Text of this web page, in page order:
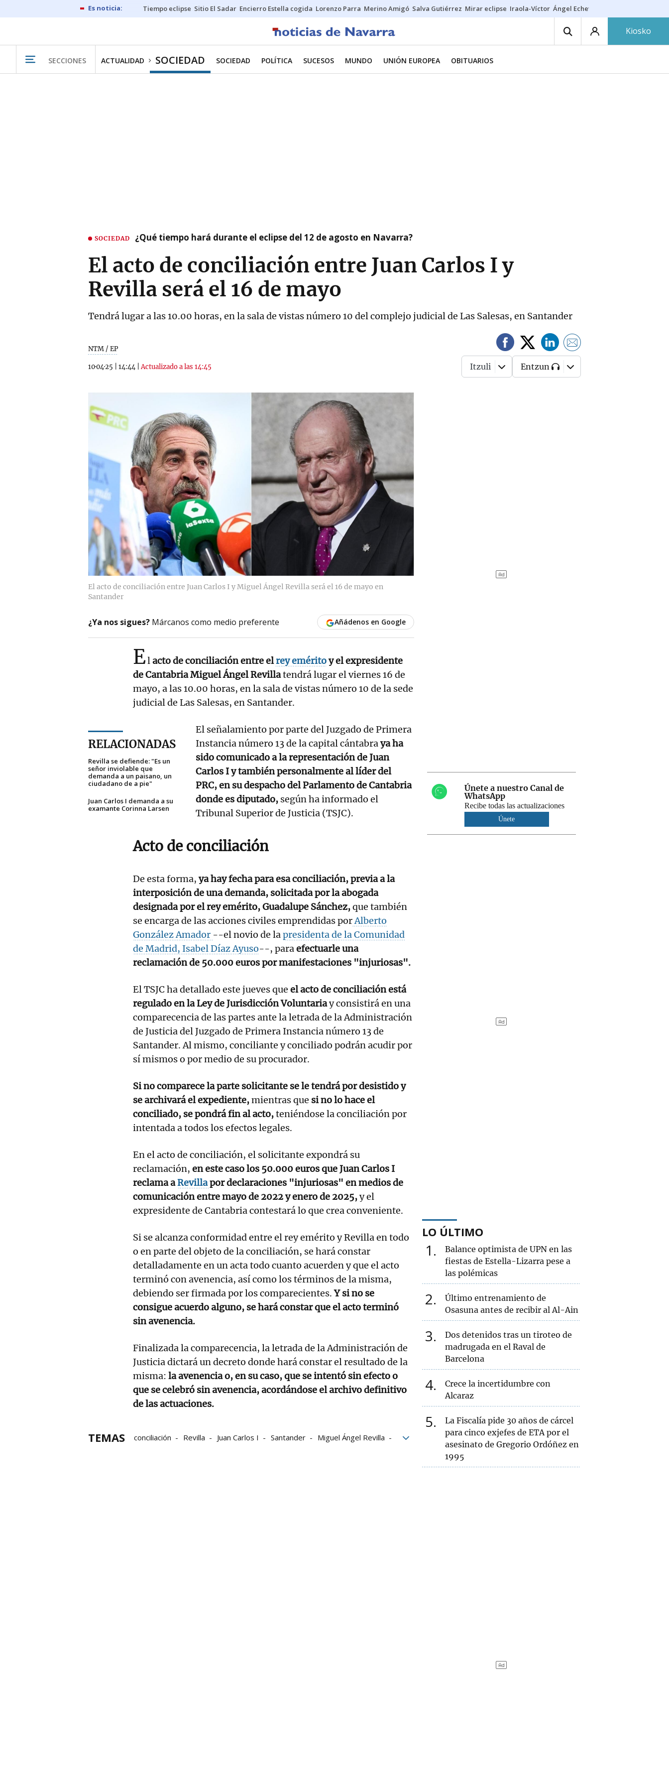
Tiempo eclipse Sitio El Sadar Encierro Estella cogida Lorenzo Parra Merino Amigó Salva Gutiérrez Mirar eclipse Iraola-Víctor Ángel Echeverría
Kiosko
SECCIONES ACTUALIDAD SOCIEDAD SOCIEDAD POLÍTICA SUCESOS MUNDO UNIÓN EUROPEA OBITUARIOS
SOCIEDAD ¿Qué tiempo hará durante el eclipse del 12 de agosto en Navarra?
El acto de conciliación entre Juan Carlos I y
Revilla será el 16 de mayo
Tendrá lugar a las 10.00 horas, en la sala de vistas número 10 del complejo judicial de Las Salesas, en Santander
NTM / EP
10·04·25 14:44 |Actualizado a las 14:45 Itzuli Entzun
El acto de conciliación entre Juan Carlos I y Miguel Ángel Revilla será el 16 de mayo en
Santander
¿Ya nos sigues? Márcanos como medio preferente Añádenos en Google
Elacto de conciliación entre elrey eméritoy el expresidente
de Cantabria Miguel Ángel Revillatendrá lugar el viernes 16 de
mayo, a las 10.00 horas, en la sala de vistas número 10 de la sede
judicial de Las Salesas, en Santander.
RELACIONADAS
Revilla se defiende: "Es un
señor inviolable que
demanda a un paisano, un
ciudadano de a pie"
Juan Carlos I demanda a su
examante Corinna Larsen
El señalamiento por parte del Juzgado de Primera
Instancia número 13 de la capital cántabraya ha
sido comunicado a la representación de Juan
Carlos I y también personalmente al líder del
PRC, en su despacho del Parlamento de Cantabria
donde es diputado, según ha informado el
Tribunal Superior de Justicia (TSJC).
Acto de conciliación
De esta forma, ya hay fecha para esa conciliación, previa a la
interposición de una demanda, solicitada por la abogada
designada por el rey emérito, Guadalupe Sánchez,que también
se encarga de las acciones civiles emprendidas porAlberto
González Amador --el novio de lapresidenta de la Comunidad
de Madrid, Isabel Díaz Ayuso--, paraefectuarle una
reclamación de 50.000 euros por manifestaciones "injuriosas".
El TSJC ha detallado este jueves que el acto de conciliación está
regulado en la Ley de Jurisdicción Voluntariay consistirá en una
comparecencia de las partes ante la letrada de la Administración
de Justicia del Juzgado de Primera Instancia número 13 de
Santander. Al mismo, conciliante y conciliado podrán acudir por
sí mismos o por medio de su procurador.
Si no comparece la parte solicitante se le tendrá por desistido y
se archivará el expediente,mientras que si no lo hace el
conciliado, se pondrá fin al acto,teniéndose la conciliación por
intentada a todos los efectos legales.
En el acto de conciliación, el solicitante expondrá su
reclamación, en este caso los 50.000 euros que Juan Carlos I
reclama aRevillapor declaraciones "injuriosas" en medios de
comunicación entre mayo de 2022 y enero de 2025,y el
expresidente de Cantabria contestará lo que crea conveniente.
Si se alcanza conformidad entre el rey emérito y Revilla en todo
o en parte del objeto de la conciliación, se hará constar
detalladamente en un acta todo cuanto acuerden y que el acto
terminó con avenencia, así como los términos de la misma,
debiendo ser firmada por los comparecientes.Y si no se
consigue acuerdo alguno, se hará constar que el acto terminó
sin avenencia.
Finalizada la comparecencia, la letrada de la Administración de
Justicia dictará un decreto donde hará constar el resultado de la
misma: la avenencia o, en su caso, que se intentó sin efecto o
que se celebró sin avenencia, acordándose el archivo definitivo
de las actuaciones.
TEMAS conciliación Revilla Juan Carlos I Santander
Miguel Ángel Revilla
Únete a nuestro Canal de
WhatsApp
Recibe todas las actualizaciones
Únete
LO ÚLTIMO
1
Balance optimista de UPN en las
fiestas de Estella-Lizarra pese a
las polémicas
2
Último entrenamiento de
Osasuna antes de recibir al Al-Ain
3
Dos detenidos tras un tiroteo de
madrugada en el Raval de
Barcelona
4
Crece la incertidumbre con
Alcaraz
5
La Fiscalía pide 30 años de cárcel
para cinco exjefes de ETA por el
asesinato de Gregorio Ordóñez en
1995